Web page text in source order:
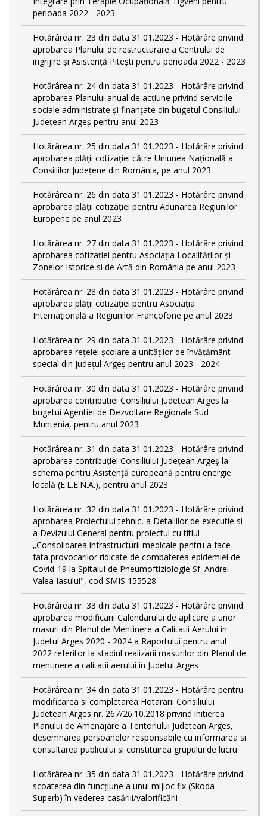
perioada 2022 - 2023
Hotărârea nr. 23 din data 31.01.2023 - Hotărâre privind
aprobarea Planului de restructurare a Centrului de
ingrijire şi Asistenţă Piteşti pentru perioada 2022 - 2023
Hotărârea nr. 24 din data 31.01.2023 - Hotărâre privind
aprobarea Planului anual de acţiune privind serviciile
sociale administrate şi finanţate din bugetul Consiliului
Judeţean Argeş pentru anul 2023
Hotărârea nr. 25 din data 31.01.2023 - Hotărâre privind
aprobarea plăţii cotizaţiei către Uniunea Naţională a
Consiliilor Judeţene din România, pe anul 2023
Hotărârea nr. 26 din data 31.01.2023 - Hotărâre privind
aprobarea plăţii cotizaţiei pentru Adunarea Regiunilor
Europene pe anul 2023
Hotărârea nr. 27 din data 31.01.2023 - Hotărâre privind
aprobarea cotizaţiei pentru Asociaţia Localităţilor şi
Zonelor Istorice si de Artă din România pe anul 2023
Hotărârea nr. 28 din data 31.01.2023 - Hotărâre privind
aprobarea plăţii cotizaţiei pentru Asociaţia
Internaţională a Regiunilor Francofone pe anul 2023
Hotărârea nr. 29 din data 31.01.2023 - Hotărâre privind
aprobarea reţelei şcolare a unităţilor de învăţământ
special din judeţul Argeş pentru anul 2023 - 2024
Hotărârea nr. 30 din data 31.01.2023 - Hotărâre privind
aprobarea contributiei Consiliului Judetean Arges la
bugetui Agentiei de Dezvoltare Regionala Sud
Muntenia, pentru anul 2023
Hotărârea nr. 31 din data 31.01.2023 - Hotărâre privind
aprobarea contribuției Consiliului Județean Argeș la
schema pentru Asistență europeană pentru energie
locală (E.L.E.N.A.), pentru anul 2023
Hotărârea nr. 32 din data 31.01.2023 - Hotărâre privind
aprobarea Proiectului tehnic, a Detaliilor de executie si
a Devizului General pentru proiectul cu titlul
„Consolidarea infrastructurii medicale pentru a face
fata provocarilor ridicate de combaterea epidemiei de
Covid-19 la Spitalul de Pneumoftiziologie Sf. Andrei
Valea Iasului", cod SMIS 155528
Hotărârea nr. 33 din data 31.01.2023 - Hotărâre privind
aprobarea modificarii Calendarului de aplicare a unor
masuri din Planul de Mentinere a Calitatii Aerului in
Judetul Arges 2020 - 2024 a Raportului pentru anul
2022 referitor la stadiul realizarii masurilor din Planul de
mentinere a calitatii aerului in Judetul Arges
Hotărârea nr. 34 din data 31.01.2023 - Hotărâre pentru
modificarea si completarea Hotararii Consiliului
Judetean Arges nr. 267/26.10.2018 privind initierea
Planului de Amenajare a Teritoriului Judetean Arges,
desemnarea persoanelor responsabile cu informarea si
consultarea publicului si constituirea grupului de lucru
Hotărârea nr. 35 din data 31.01.2023 - Hotărâre privind
scoaterea din funcţiune a unui mijloc fix (Skoda
Superb) în vederea casăriii/valorificării